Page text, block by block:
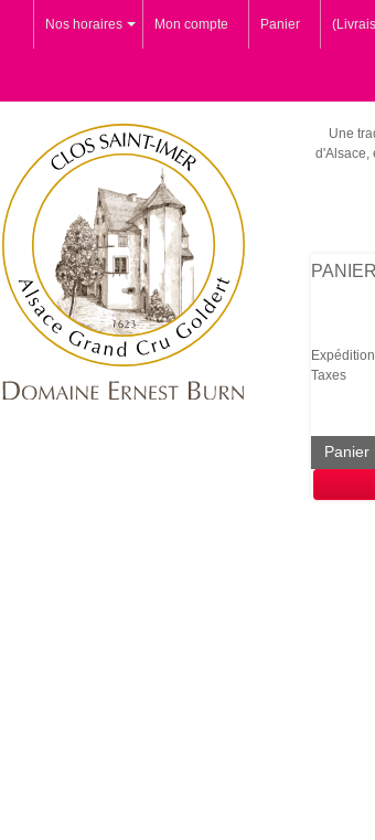
Panier
Mon compte
Nos horaires
Une
d'Alsace,
PANIER
Expédition
Taxes
Panier